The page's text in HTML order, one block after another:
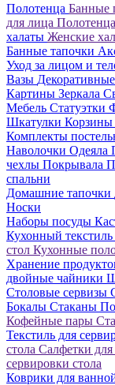
Полотенца Банные
для лица
халаты Женские
Банные тапочки
Уход за лицом и
Вазы
Картины Зеркала
Мебель Статуэтки
Шкатулки Корзины
Комплекты
Наволочки Одеяла
чехлы Покрывала
спальни
Домашние тапочки
Носки
Наборы посуды
Кухонный текстиль
стол Кухонные
Хранение
двойные чайники
Столовые сервизы
Бокалы Стаканы
Кофейные пары
Текстиль для
стола Салфетки для
сервировки стола
Коврики для